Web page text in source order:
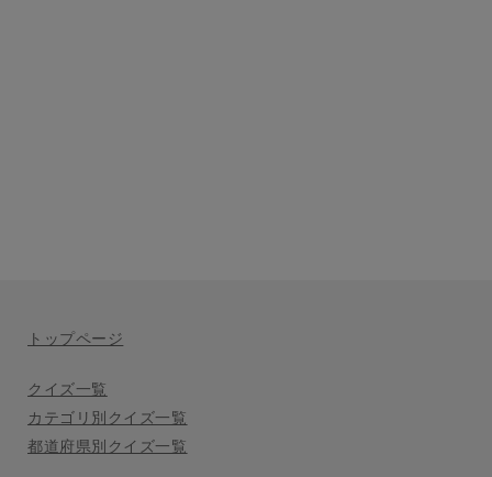
トップページ
クイズ一覧
カテゴリ別クイズ一覧
都道府県別クイズ一覧